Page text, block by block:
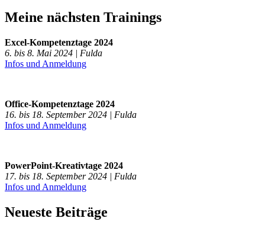
Meine nächsten Trainings
Excel-Kompetenztage 2024
6. bis 8. Mai 2024 | Fulda
Infos und Anmeldung
Office-Kompetenztage 2024
16. bis 18. September 2024 | Fulda
Infos und Anmeldung
PowerPoint-Kreativtage 2024
17. bis 18. September 2024 | Fulda
Infos und Anmeldung
Neueste Beiträge